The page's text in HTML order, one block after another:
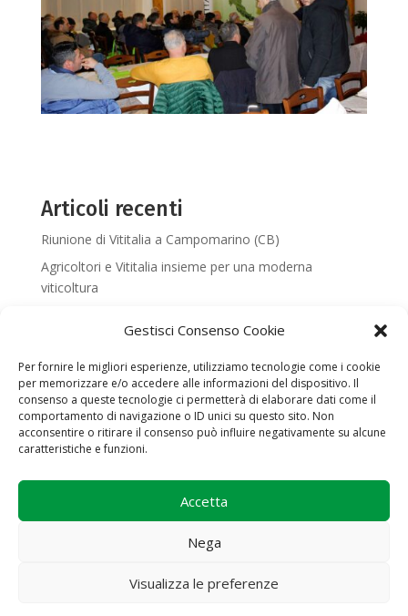
Gestisci Consenso Cookie
Per fornire le migliori esperienze, utilizziamo tecnologie come i cookie
per memorizzare e/o accedere alle informazioni del dispositivo. Il
consenso a queste tecnologie ci permetterà di elaborare dati come il
comportamento di navigazione o ID unici su questo sito. Non
acconsentire o ritirare il consenso può influire negativamente su alcune
caratteristiche e funzioni.
Accetta
Nega
Visualizza le preferenze
Articoli recenti
Riunione di Vititalia a Campomarino (CB)
Agricoltori e Vititalia insieme per una moderna
viticoltura
Notizie
Via Livornese, 9 - 56042 Crespina Lorenzana (Cenaia) PI | tel.